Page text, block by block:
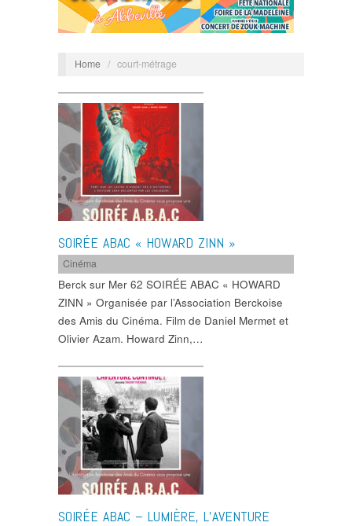
Home / court-métrage
SOIRÉE ABAC « HOWARD ZINN »
Cinéma
Berck sur Mer 62 SOIRÉE ABAC « HOWARD
ZINN » Organisée par l’Association Berckoise
des Amis du Cinéma. Film de Daniel Mermet et
Olivier Azam. Howard Zinn,…
SOIRÉE ABAC – LUMIÈRE, L’AVENTURE